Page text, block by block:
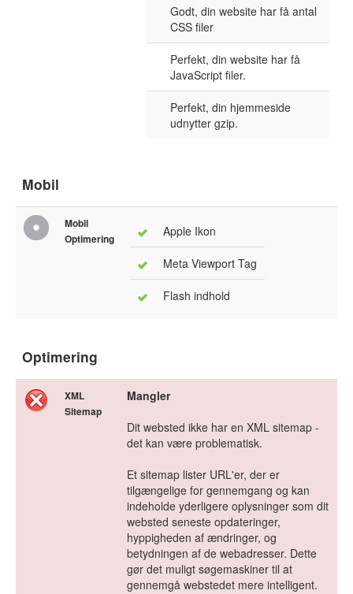
Godt, din website har få antal
CSS filer
Perfekt, din website har få
JavaScript filer.
Perfekt, din hjemmeside
udnytter gzip.
Mobil
Mobil
Optimering
Apple Ikon
Meta Viewport Tag
Flash indhold
Optimering
XML
Sitemap
Mangler
Dit websted ikke har en XML sitemap -
det kan være problematisk.
Et sitemap lister URL'er, der er
tilgængelige for gennemgang og kan
indeholde yderligere oplysninger som dit
websted seneste opdateringer,
hyppigheden af ændringer, og
betydningen af de webadresser. Dette
gør det muligt søgemaskiner til at
gennemgå webstedet mere intelligent.